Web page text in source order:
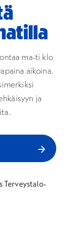
ma-ti klo
aikoina.
ja
Terveystalo-